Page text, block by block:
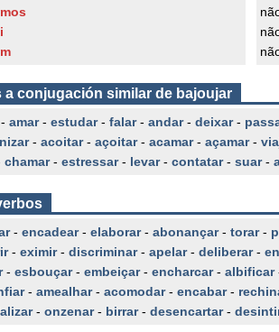
a conjugación similar de bajoujar
amar- estudar- falar- andar- deixar-
- acoitar- açoitar- acamar- açamar-
chamar- estressar- levar- contatar- suar-
- encadear- elaborar- abonançar- torar-
- eximir- discriminar- apelar- deliberar-
- esbouçar- embeiçar- encharcar- albificar
- amealhar- acomodar- encabar-
- onzenar- birrar- desencartar-